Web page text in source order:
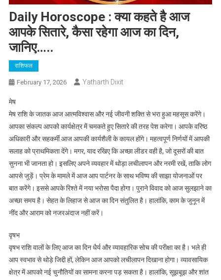
Daily Horoscope : क्या कहते है आज
आपके सितारे, कैसा रहेगा आज का दिन,
जानिए…..
राशिफल
February 17, 2026 Yatharth Dixit
मेष
मेष राशि के जातक आज आत्मविश्वास और नई जीवनी शक्ति से भरा हुआ महसूस करेंगे।
आपका संकल्प आपको कार्यक्षेत्र में चमकते हुए सितारे की तरह पेश करेगा। आपके वरिष्ठ
अधिकारी और सहकर्मी आज आपकी कार्यशैली के कायल होंगे। महत्वपूर्ण निर्णयों में आपकी
सलाह को प्राथमिकता देंगे। मगर, याद रखिए कि अच्छा लीडर वही है, जो दूसरों की बात
सुनना भी जानता हो। इसलिए अपने व्यवहार में थोड़ा लचीलापन और नरमी रखें, ताकि लोग
आपसे जुड़ें। प्रेम के मामले में आज आप पार्टनर के साथ भविष्य की साझा योजनाओं पर
बात करेंगे। इससे आपके रिश्ते में नया भरोसा पैदा होगा। पुराने विवाद को आज सुलझाने का
अच्छा समय है। सेहत के लिहाज से आज का दिन संतुलित है। हालांकि, काम के जुनून में
नींद और आराम को नजरअंदाज नहीं करें।
वृषभ
वृषभ राशि वालों के लिए आज का दिन धैर्य और व्यावहारिक सोच की परीक्षा का है। भले ही
आप स्वभाव से थोड़े जिद्दी हों, लेकिन आज आपको लचीलापन दिखाना होगा। व्यावसायिक
क्षेत्र में आपको नई चुनौतियों का सामना करना पड़ सकता है। हालांकि, सूझबूझ और शांत